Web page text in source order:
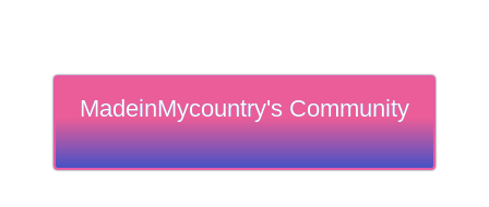
MadeinMycountry's Community